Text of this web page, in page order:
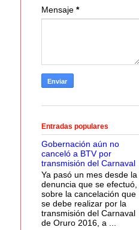
Mensaje *
Entradas populares
Gobernación aún no
canceló a BTV por
transmisión del Carnaval
Ya pasó un mes desde la
denuncia que se efectuó,
sobre la cancelación que
se debe realizar por la
transmisión del Carnaval
de Oruro 2016, a ...